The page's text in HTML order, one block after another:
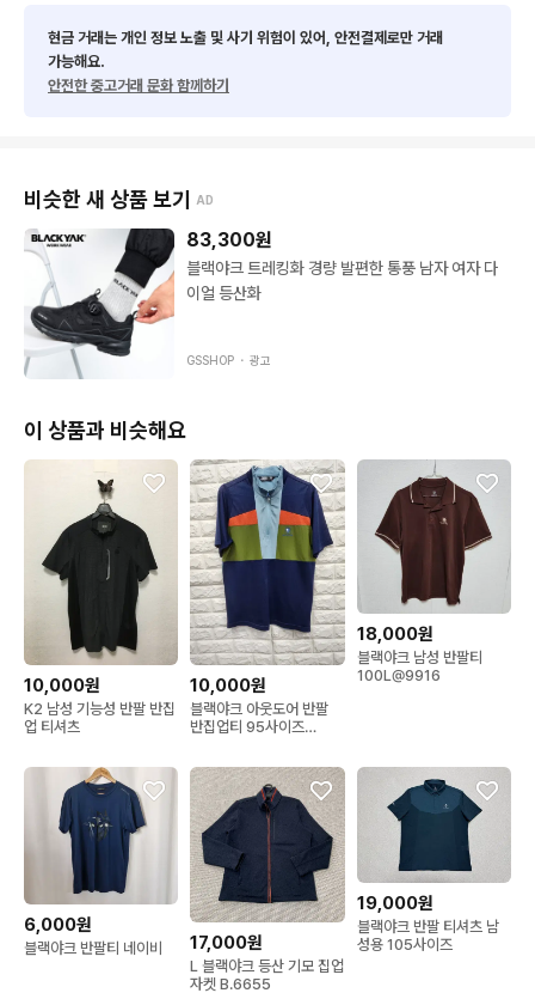
현금 거래는 개인 정보 노출 및 사기 위험이 있어, 안전결제로만 거래
가능해요.
안전한 중고거래 문화 함께하기
비슷한 새 상품 보기 AD
83,300원
블랙야크 트레킹화 경량 발편한 통풍 남자 여자 다
이얼 등산화
GSSHOP ・ 광고
이 상품과 비슷해요
10,000원
K2 남성 기능성 반팔 반집
업 티셔츠
10,000원
블랙야크 아웃도어 반팔
반집업티 95사이즈
18,000원
블랙야크 남성 반팔티
100L@9916
6,000원
블랙야크 반팔티 네이비 17,000원
L 블랙야크 등산 기모 집업
자켓 B.6655
19,000원
블랙야크 반팔 티셔츠 남
성용 105사이즈